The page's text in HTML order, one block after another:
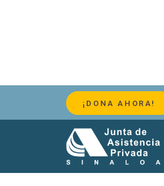
¡DONA AHORA!